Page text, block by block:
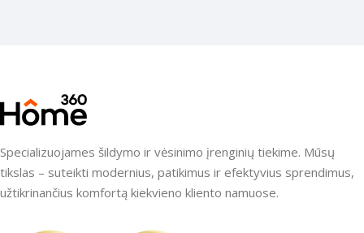
Specializuojames šildymo ir vėsinimo įrenginių tiekime. Mūsų
tikslas – suteikti modernius, patikimus ir efektyvius sprendimus,
užtikrinančius komfortą kiekvieno kliento namuose.